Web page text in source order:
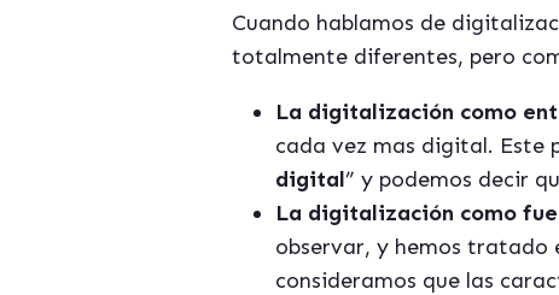
Cuando hablamos de
totalmente diferentes, pero
La digitalización como
cada vez mas digital. Este
digital” y podemos decir
La digitalización como
observar, y hemos tratado
consideramos que las